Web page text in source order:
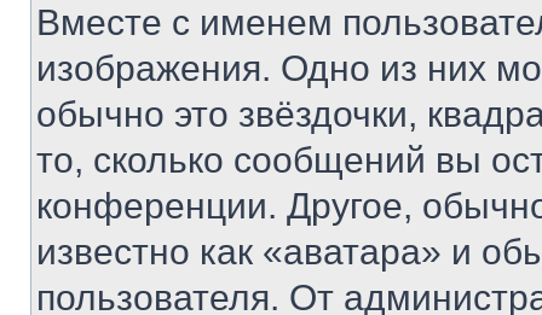
Вместе с именем
изображения. Одно из них
обычно это звёздочки,
то, сколько сообщений вы
конференции. Другое,
известно как «аватара» и
пользователя. От